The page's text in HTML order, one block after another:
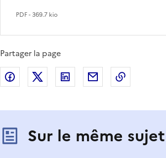
PDF- 369.7 kio
Partager la page
Partager sur Facebook
Partager sur XPartager sur LinkedIn
Partager par email
Sur le même sujet